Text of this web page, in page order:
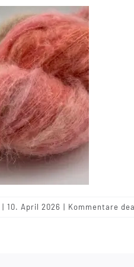
| 10. April 2026 | Kommentare